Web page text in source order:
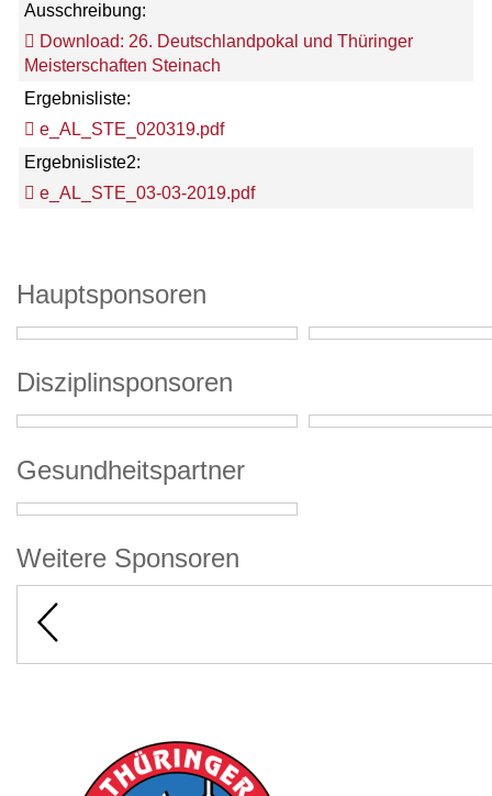
Ausschreibung:
Download: 26. Deutschlandpokal und Thüringer
Meisterschaften Steinach
Ergebnisliste:
e_AL_STE_020319.pdf
Ergebnisliste2:
e_AL_STE_03-03-2019.pdf
Hauptsponsoren
Disziplinsponsoren
Gesundheitspartner
Weitere Sponsoren